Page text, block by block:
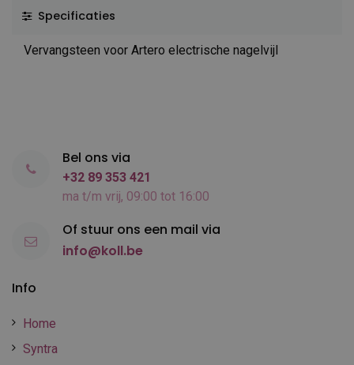
Specificaties
Vervangsteen voor Artero electrische nagelvijl
Info
Home
Syntra
Bel ons via
+32 89 353 421
ma t/m vrij, 09:00 tot 16:00
Of stuur ons een mail via
info@koll.be